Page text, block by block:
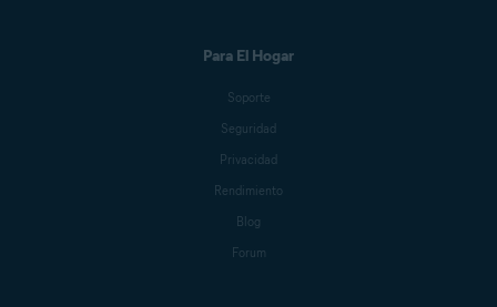
Para El Hogar
Soporte
Seguridad
Privacidad
Rendimiento
Blog
Forum